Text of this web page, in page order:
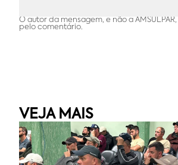
O autor da mensagem, e não a
pelo comentário.
VEJA MAIS